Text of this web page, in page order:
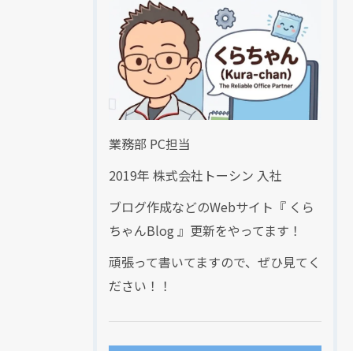
業務部 PC担当
2019年 株式会社トーシン 入社
ブログ作成などのWebサイト『 くら
ちゃんBlog 』更新をやってます！
頑張って書いてますので、ぜひ見てく
ださい！！